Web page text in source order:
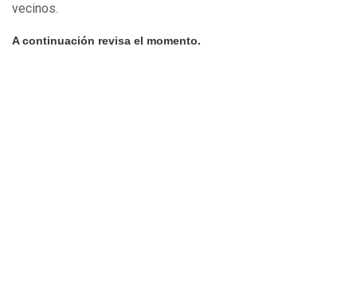
vecinos.
A continuación revisa el momento.